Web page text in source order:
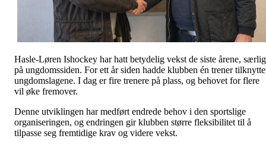
Hasle-Løren Ishockey har hatt betydelig vekst de siste årene, særlig
på ungdomssiden. For ett år siden hadde klubben én trener
ungdomslagene. I dag er fire trenere på plass, og behovet for flere
vil øke fremover.
Denne utviklingen har medført endrede behov i den sportslige
organiseringen, og endringen gir klubben større fleksibilitet til å
tilpasse seg fremtidige krav og videre vekst.